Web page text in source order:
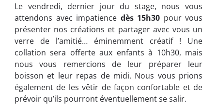
Le vendredi, dernier jour du stage, nous vous
attendons avec impatience dès 15h30 pour vous
présenter nos créations et partager avec vous un
verre de l’amitié… éminemment créatif ! Une
collation sera offerte aux enfants à 10h30, mais
nous vous remercions de leur préparer leur
boisson et leur repas de midi. Nous vous prions
également de les vêtir de façon confortable et de
prévoir qu’ils pourront éventuellement se salir.